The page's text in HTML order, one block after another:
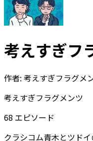
考えすぎフ
作者: 考えすぎフラグメ
考えすぎフラグメンツ
68 エピソード
クラシコム青木とツド